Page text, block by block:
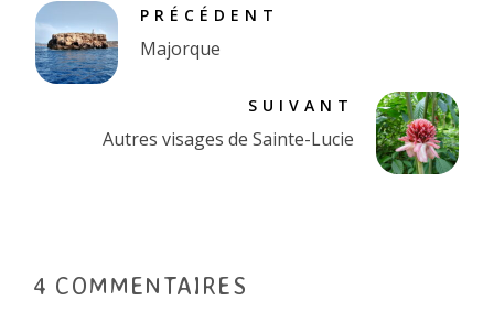
PRÉCÉDENT
Majorque
SUIVANT
Autres visages de Sainte-Lucie
4 COMMENTAIRES